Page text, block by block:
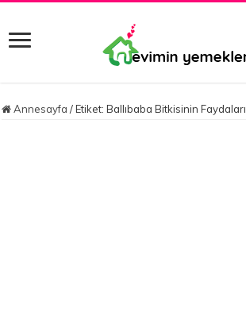
Annesayfa / Etiket:Ballıbaba Bitkisinin Faydaları